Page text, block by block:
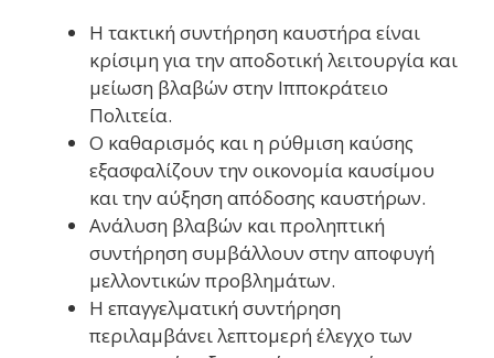
Η τακτική συντήρηση καυστήρα είναι
κρίσιμη για την αποδοτική λειτουργία και
μείωση βλαβών στην Ιπποκράτειο
Πολιτεία.
Ο καθαρισμός και η ρύθμιση καύσης
εξασφαλίζουν την οικονομία καυσίμου
και την αύξηση απόδοσης καυστήρων.
Ανάλυση βλαβών και προληπτική
συντήρηση συμβάλλουν στην αποφυγή
μελλοντικών προβλημάτων.
Η επαγγελματική συντήρηση
περιλαμβάνει λεπτομερή έλεγχο των